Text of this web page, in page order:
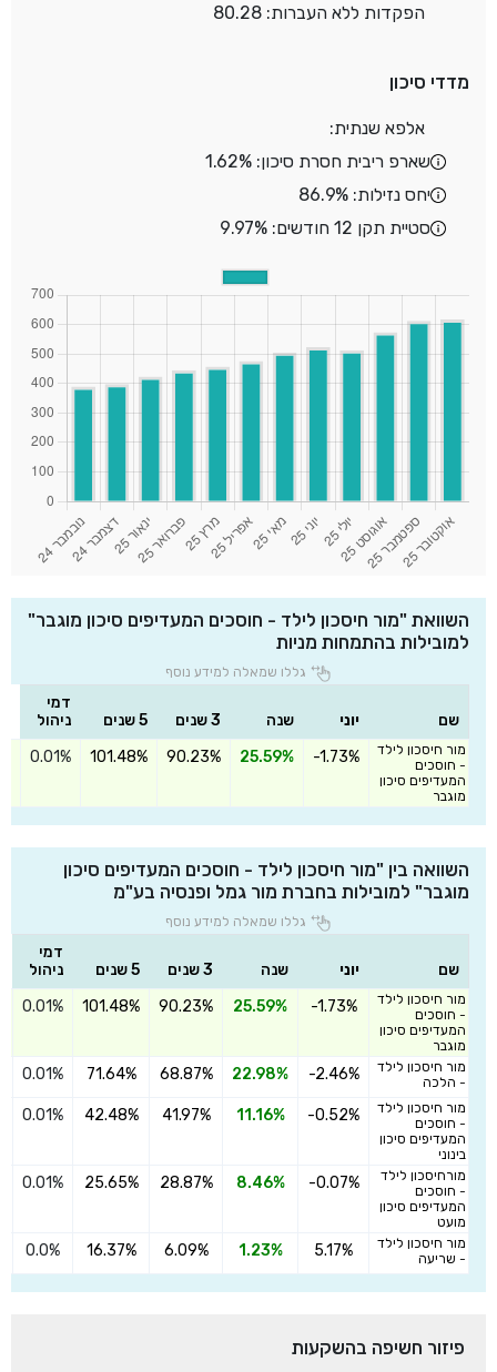
הפקדות ללא העברות: 80.28
מדדי סיכון
אלפא שנתית:
שארפ ריבית חסרת סיכון: 1.62%
יחס נזילות: 86.9%
סטיית תקן 12 חודשים: 9.97%
השוואת "מור חיסכון לילד - חוסכים המעדיפים סיכון מוגבר"
למובילות בהתמחות מניות
גללו שמאלה למידע נוסף
שם יוני שנה 3 שנים 5 שנים
דמי
ניהול
מור חיסכון לילד
- חוסכים
המעדיפים סיכון
מוגבר
-1.73%
25.59%
90.23%
101.48%
0.01%
השוואה בין "מור חיסכון לילד - חוסכים המעדיפים סיכון
מוגבר" למובילות בחברת מור גמל ופנסיה בע"מ
גללו שמאלה למידע נוסף
שם יוני שנה 3 שנים 5 שנים
דמי
ניהול
מור חיסכון לילד
- חוסכים
המעדיפים סיכון
מוגבר
-1.73%
25.59%
90.23%
101.48%
0.01%
מור חיסכון לילד
- הלכה
-2.46%
22.98%
68.87%
71.64%
0.01%
מור חיסכון לילד
- חוסכים
המעדיפים סיכון
בינוני
-0.52%
11.16%
41.97%
42.48%
0.01%
מורחיסכון לילד
- חוסכים
המעדיפים סיכון
מועט
-0.07%
8.46%
28.87%
25.65%
0.01%
מור חיסכון לילד
- שריעה
5.17%
1.23%
6.09%
16.37%
0.0%
פיזור חשיפה בהשקעות